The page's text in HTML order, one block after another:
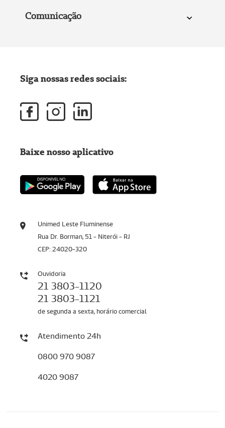
Comunicação
Unimed Leste Fluminense
Rua Dr. Borman, 51 - Niterói - RJ
CEP: 24020-320
Ouvidoria
21 3803-1120
21 3803-1121
de segunda a sexta, horário comercial
Atendimento 24h
0800 970 9087
4020 9087
Siga nossas redes sociais:
Baixe nosso aplicativo